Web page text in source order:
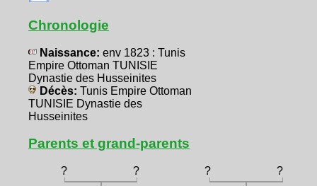
Chronologie
Naissance: env 1823 : Tunis
Empire Ottoman TUNISIE
Dynastie des Husseinites
Décès: Tunis Empire Ottoman
TUNISIE Dynastie des
Husseinites
Parents et grand-parents
? ? ?
?